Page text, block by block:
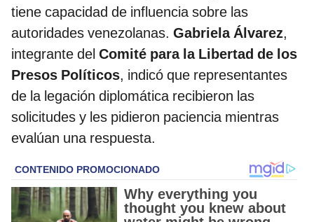
tiene capacidad de influencia sobre las
autoridades venezolanas. Gabriela Álvarez,
integrante del Comité para la Libertad de los
Presos Políticos, indicó que representantes
de la legación diplomática recibieron las
solicitudes y les pidieron paciencia mientras
evalúan una respuesta.